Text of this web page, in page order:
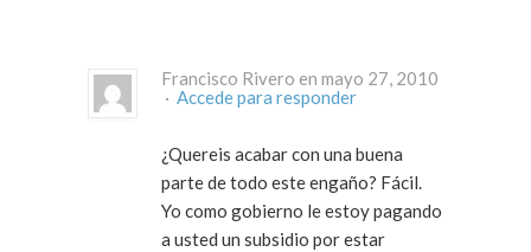
Francisco Rivero en mayo 27, 2010
· Accede para responder
¿Quereis acabar con una buena
parte de todo este engaño? Fácil.
Yo como gobierno le estoy pagando
a usted un subsidio por estar